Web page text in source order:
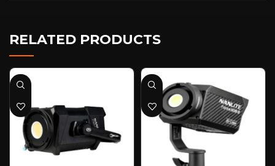
RELATED PRODUCTS